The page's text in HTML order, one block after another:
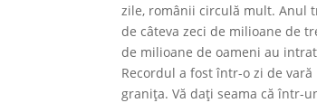
zile, românii circulă mult. Anul
de câteva zeci de milioane de
de milioane de oameni au
Recordul a fost într-o zi de
granița. Vă dați seama că într-